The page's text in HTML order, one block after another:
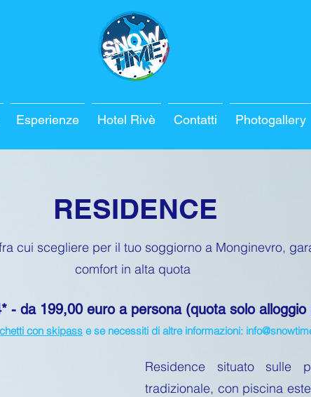
Esperienze Hotel Rivè Contatti Photogallery
RESIDENCE
cui scegliere per il tuo soggiorno a Monginevro,
comfort in alta quota
- da 199,00 euro a persona (quota solo
con skipass e se necessiti di altre informazioni:
Residence situato sulle
tradizionale, con piscina